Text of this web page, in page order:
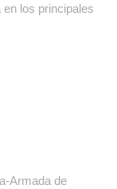
los principales
Armada de